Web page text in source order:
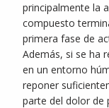
principalmente la
compuesto
primera fase de
Además, si se ha
en un entorno
reponer
parte del dolor de